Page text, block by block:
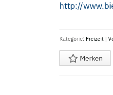
http://
Kategorie: Freizeit |
Merken